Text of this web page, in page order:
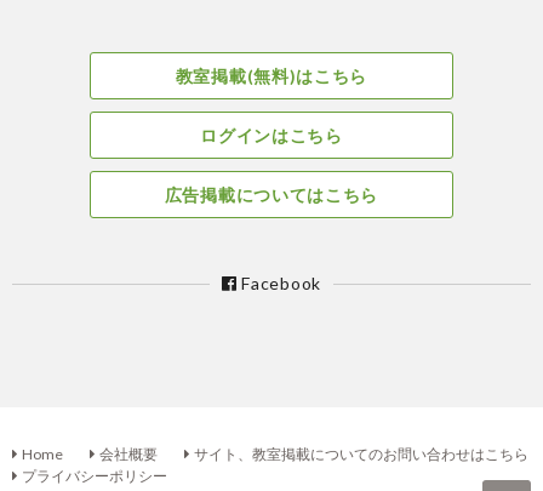
教室掲載(無料)はこちら
ログインはこちら
広告掲載についてはこちら
Facebook
Home 会社概要
サイト、教室掲載についてのお問い合わせはこちら
プライバシーポリシー